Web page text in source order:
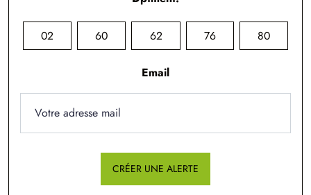
02 60 62 76 80
Email
CRÉER UNE ALERTE